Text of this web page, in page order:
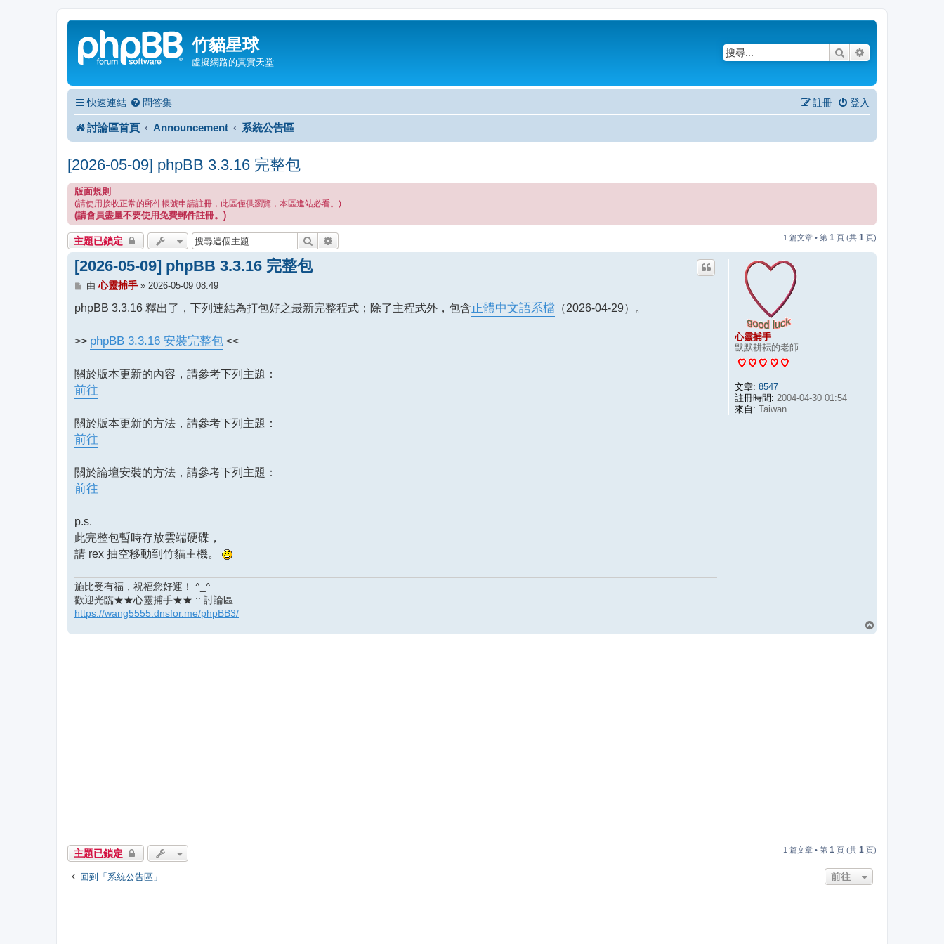
竹貓星球
虛擬網路的真實天堂
搜尋
快速連結 問答集 登入
註冊
討論區首頁 Announcement 系統公告區
[2026-05-09] phpBB 3.3.16 完整包
版面規則
(請使用接收正常的郵件帳號申請註冊，此區僅供瀏覽，本區進站必看。)
(請會員盡量不要使用免費郵件註冊。)
主題已鎖定 搜尋 1 篇文章 • 第 1 頁 (共 1 頁)
心靈捕手
默默耕耘的老師
文章: 8547
註冊時間: 2004-04-30 01:54
來自: Taiwan
[2026-05-09] phpBB 3.3.16 完整包
文
由 心靈捕手» 2026-05-09 08:49
phpBB 3.3.16 釋出了，下列連結為打包好之最新完整程式；除了主程式外，包含 正體中文語系檔 （2026-04-29）。
>> phpBB 3.3.16 安裝完整包 <<
關於版本更新的內容，請參考下列主題：
前往
關於版本更新的方法，請參考下列主題：
前往
關於論壇安裝的方法，請參考下列主題：
前往
p.s.
此完整包暫時存放雲端硬碟，
請 rex 抽空移動到竹貓主機。
施比受有福，祝福您好運！ ^_^
歡迎光臨★★心靈捕手★★ :: 討論區
https://wang5555.dnsfor.me/phpBB3/
主題已鎖定 1 篇文章 • 第 1 頁 (共 1 頁)
回到「系統公告區」 前往